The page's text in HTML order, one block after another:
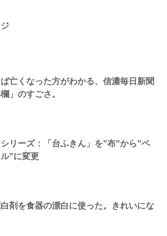
亡くなった方がわかる、信濃毎日新聞
」のすごさ。
リーズ：「台ふきん」を”布”から”ペ
”に変更
剤を食器の漂白に使った。きれいにな